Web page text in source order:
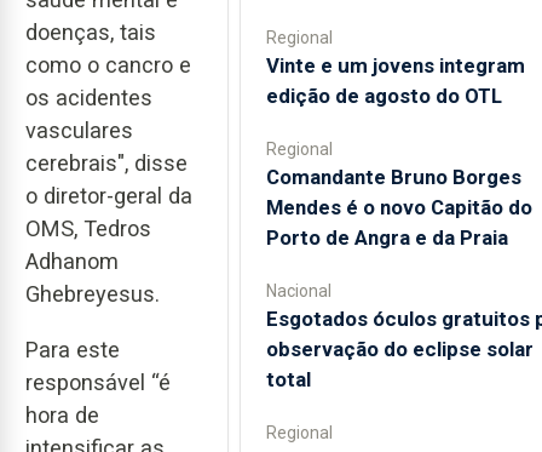
doenças, tais
como o cancro e
os acidentes
vasculares
cerebrais", disse
o diretor-geral da
OMS, Tedros
Adhanom
Ghebreyesus.
Para este
responsável “é
hora de
Regional
Vinte e um jovens integram
edição de agosto do OTL
Regional
Comandante Bruno Borges
Mendes é o novo Capitão do
Porto de Angra e da Praia
Nacional
Esgotados óculos gratuitos
observação do eclipse solar
total
Regional